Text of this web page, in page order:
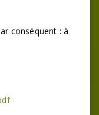
conséquent : à